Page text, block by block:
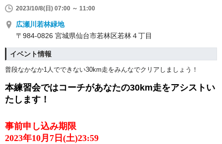
2023/10/8(日) 07:00 ～ 11:00
広瀬川若林緑地
〒984-0826 宮城県仙台市若林区若林４丁目
イベント情報
普段なかなか1人でできない30km走をみんなでクリアしましょう！
本練習会ではコーチがあなたの30km走をアシストい
たします！
事前申し込み期限
2023年10月7日(土)23:59